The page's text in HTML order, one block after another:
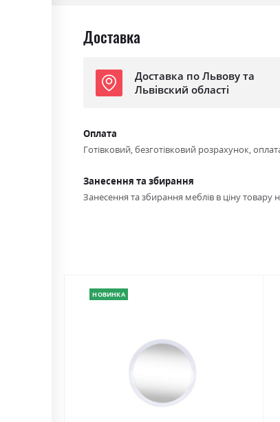
Матеріал
Доставка
Доставка по Львову та
Львівский області
Оплата
Готівковий, безготівковий розрахунок,
Занесення та збирання
Занесення та збирання меблів в ціну товару
НОВИНКА